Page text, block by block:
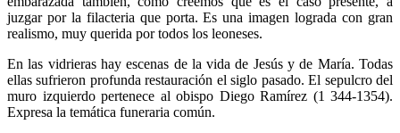
juzgar por la filacteria que porta. Es una imagen lograda con gran
realismo, muy querida por todos los leoneses.
En las vidrieras hay escenas de la vida de Jesús y de María. Todas
ellas sufrieron profunda restauración el siglo pasado. El sepulcro del
muro izquierdo pertenece al obispo Diego Ramírez (1 344-1354).
Expresa la temática funeraria común.